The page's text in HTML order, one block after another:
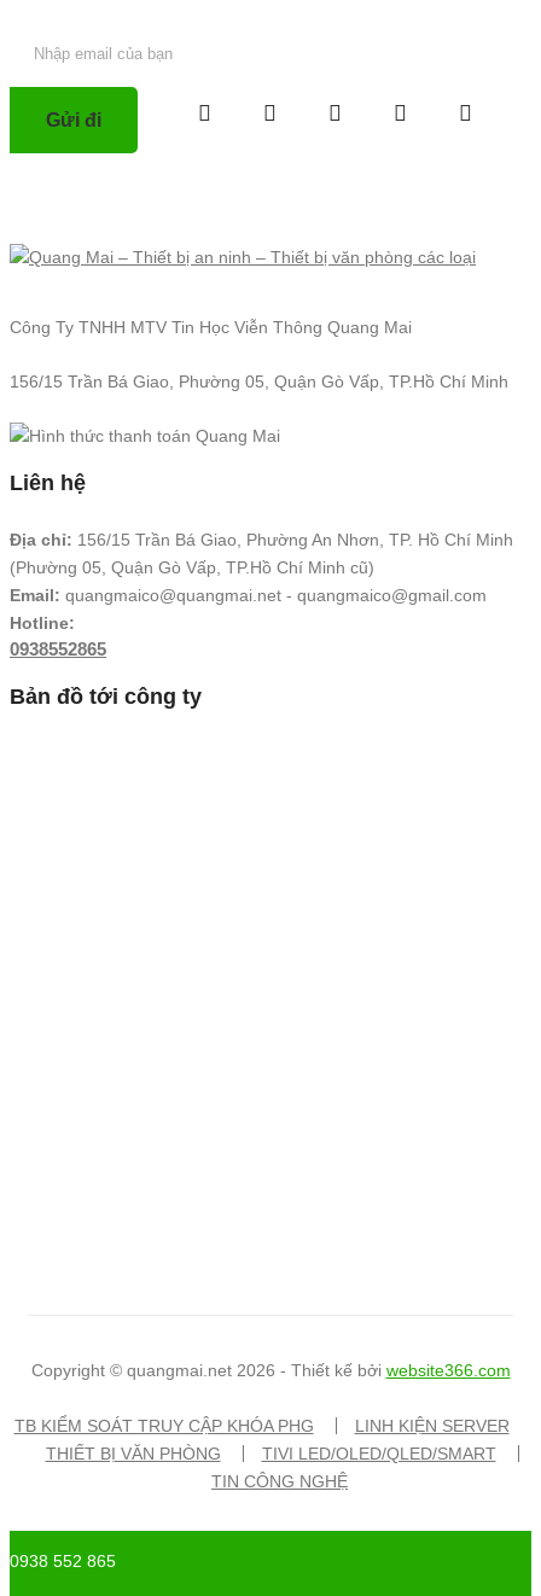
Công Ty TNHH MTV Tin Học Viễn Thông Quang Mai
156/15 Trần Bá Giao, Phường 05, Quận Gò Vấp, TP.Hồ Chí Minh
Liên hệ
Địa chỉ: 156/15 Trần Bá Giao, Phường An Nhơn, TP. Hồ Chí Minh
(Phường 05, Quận Gò Vấp, TP.Hồ Chí Minh cũ)
Email: quangmaico@quangmai.net - quangmaico@gmail.com
Hotline:
0938552865
Bản đồ tới công ty
Copyright © quangmai.net 2026 - Thiết kế bởi website366.com
TB KIỂM SOÁT TRUY CẬP KHÓA PHG
LINH KIỆN SERVER
THIẾT BỊ VĂN PHÒNG
TIVI LED/OLED/QLED/SMART
TIN CÔNG NGHỆ
0938 552 865